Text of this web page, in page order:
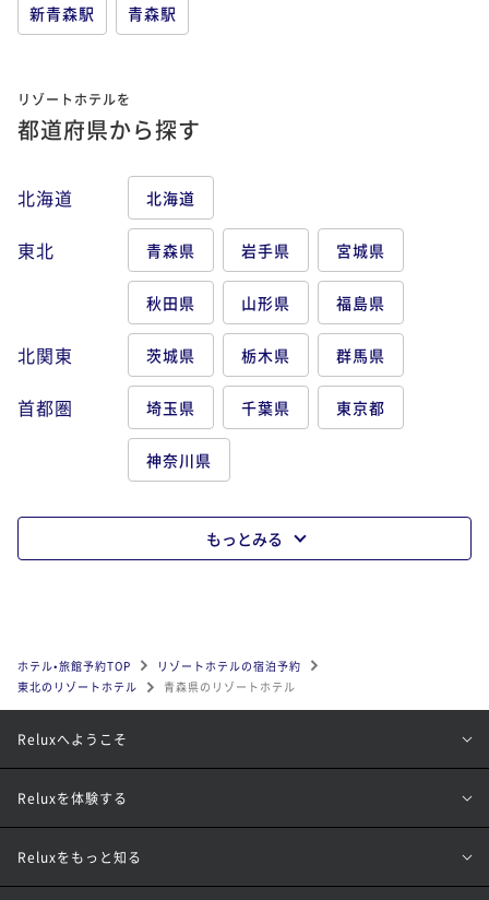
新青森駅 青森駅
リゾートホテルを
都道府県から探す
北海道 北海道
東北 青森県 岩手県 宮城県
秋田県 山形県 福島県
北関東 茨城県 栃木県 群馬県
首都圏 埼玉県 千葉県 東京都
神奈川県
もっとみる
ホテル•旅館予約TOP
リゾートホテルの宿泊予約
東北のリゾートホテル
青森県のリゾートホテル
Reluxへようこそ
Reluxを体験する
Reluxをもっと知る